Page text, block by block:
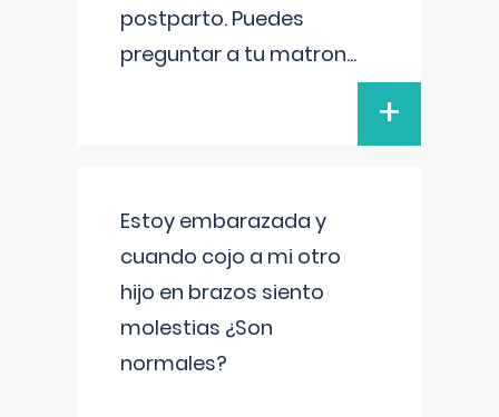
postparto. Puedes
preguntar a tu matron...
+
Estoy embarazada y
cuando cojo a mi otro
hijo en brazos siento
molestias ¿Son
normales?